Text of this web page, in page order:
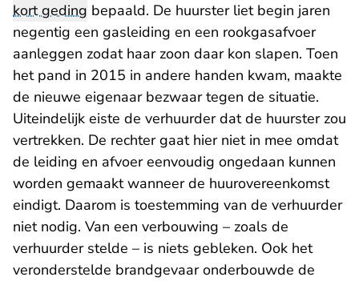
kort geding bepaald. De huurster liet begin jaren
negentig een gasleiding en een rookgasafvoer
aanleggen zodat haar zoon daar kon slapen. Toen
het pand in 2015 in andere handen kwam, maakte
de nieuwe eigenaar bezwaar tegen de situatie.
Uiteindelijk eiste de verhuurder dat de huurster zou
vertrekken. De rechter gaat hier niet in mee omdat
de leiding en afvoer eenvoudig ongedaan kunnen
worden gemaakt wanneer de huurovereenkomst
eindigt. Daarom is toestemming van de verhuurder
niet nodig. Van een verbouwing – zoals de
verhuurder stelde – is niets gebleken. Ook het
veronderstelde brandgevaar onderbouwde de